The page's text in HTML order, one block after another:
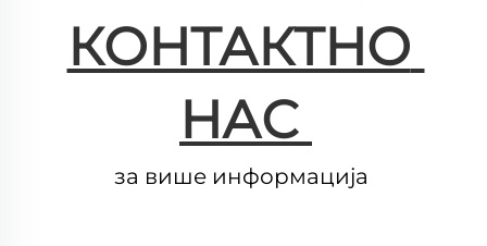
КОНТАКТНО
НАС
за више информација